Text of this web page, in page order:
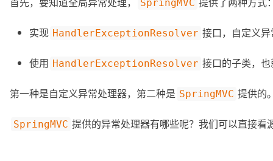
SpringMVC
实现 HandlerExceptionResolver 接口，自定义
使用 HandlerExceptionResolver 接口的子类，
第一种是自定义异常处理器，第二种是 SpringMVC 提供的
SpringMVC 提供的异常处理器有哪些呢？我们可以直接看